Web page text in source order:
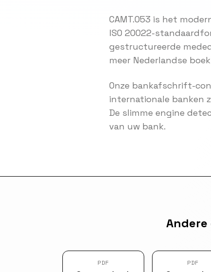
CAMT.053 is het
ISO 20022-
gestructureerde
meer Nederlandse
Onze bankafschrift-
internationale banken
De slimme engine
van uw bank.
PDF PDF